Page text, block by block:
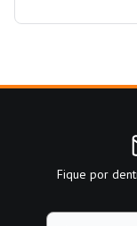
Fique por